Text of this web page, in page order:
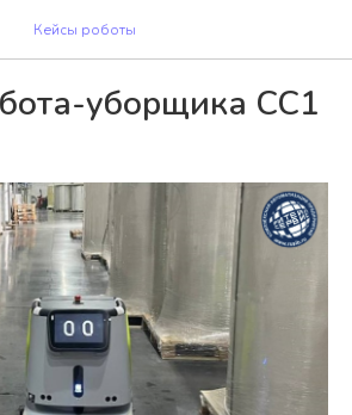
Кейсы роботы
уборщика CC1